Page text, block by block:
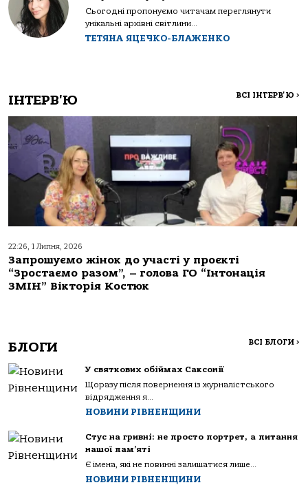
Сьогодні пропонуємо читачам переглянути
унікальні архівні світлини...
ТЕТЯНА ЯЦЕЧКО-БЛАЖЕНКО
ІНТЕРВ'Ю ВСІ ІНТЕРВ'Ю >
22:26, 1 Липня, 2026
Запрошуємо жінок до участі у проєкті
“Зростаємо разом”, – голова ГО “Інтонація
ЗМІН” Вікторія Костюк
БЛОГИ ВСІ БЛОГИ >
У святкових обіймах Саксонії
Щоразу після повернення із журналістського
відрядження я...
НОВИНИ РІВНЕНЩИНИ
Стус на гривні: не просто портрет, а питання
нашої пам’яті
Є імена, які не повинні залишатися лише...
НОВИНИ РІВНЕНЩИНИ